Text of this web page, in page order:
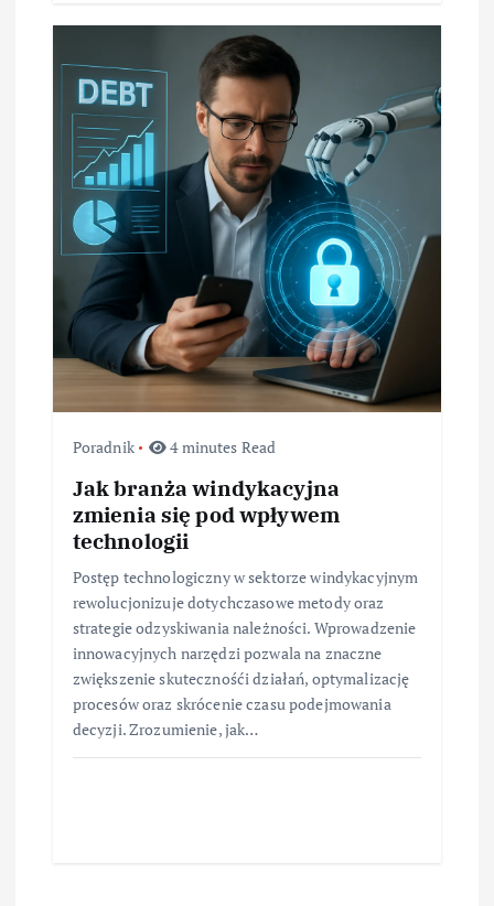
Poradnik 4 minutes Read
Jak branża windykacyjna
zmienia się pod wpływem
technologii
Postęp technologiczny w sektorze windykacyjnym
rewolucjonizuje dotychczasowe metody oraz
strategie odzyskiwania należności. Wprowadzenie
innowacyjnych narzędzi pozwala na znaczne
zwiększenie skutecznośći działań, optymalizację
procesów oraz skrócenie czasu podejmowania
decyzji. Zrozumienie, jak…